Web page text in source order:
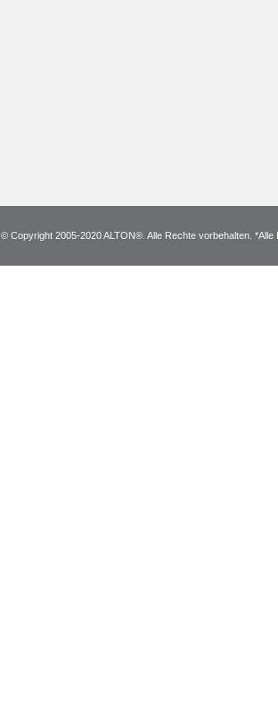
© Copyright 2005-2020 ALTON®. Alle Rechte vorbehalten.